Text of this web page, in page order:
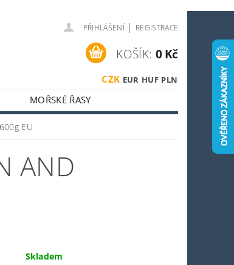
PŘIHLÁŠENÍ | REGISTRACE
CZK EUR HUF PLN
KOŠÍK: 0 Kč
MOŘSKÉ ŘASY
EU
AND
Skladem